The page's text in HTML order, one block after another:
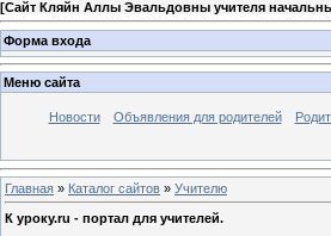
[Сайт Кляйн Аллы Эвальдовны учителя
Форма входа
Меню сайта
Новости Объявления для родителей
Главная » Каталог сайтов » Учителю
К уроку.ru - портал для учителей.